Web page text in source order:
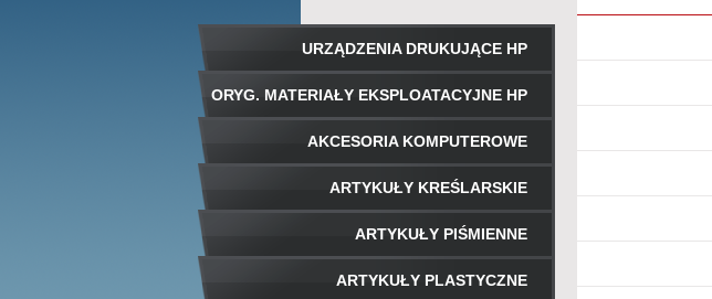
URZĄDZENIA DRUKUJĄCE HP
ORYG. MATERIAŁY EKSPLOATACYJNE HP
AKCESORIA KOMPUTEROWE
ARTYKUŁY KREŚLARSKIE
ARTYKUŁY PIŚMIENNE
ARTYKUŁY PLASTYCZNE